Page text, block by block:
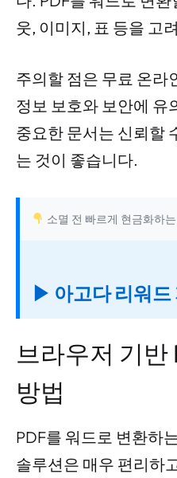
웃, 이미지, 표 등을 고
주의할 점은 무료 온라
정보 보호와 보안에 유
중요한 문서는 신뢰할
는 것이 좋습니다.
소멸 전 빠르게 현금화하
▶ 아고다 리워드
브라우저 기반
방법
PDF를 워드로 변환하
솔루션은 매우 편리하